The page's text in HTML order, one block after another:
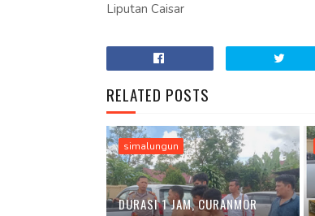
Liputan Caisar
RELATED POSTS
simalungun
DURASI 1 JAM, CURANMOR